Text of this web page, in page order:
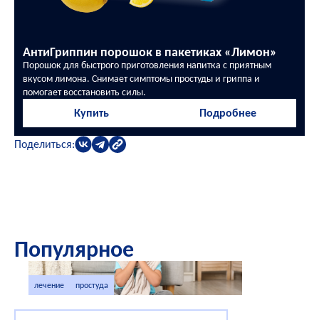
АнтиГриппин порошок в пакетиках «Лимон»
Порошок для быстрого приготовления напитка с приятным
вкусом лимона. Снимает симптомы простуды и гриппа и
помогает восстановить силы.
Купить Подробнее
Поделиться:
Популярное
лечение простуда